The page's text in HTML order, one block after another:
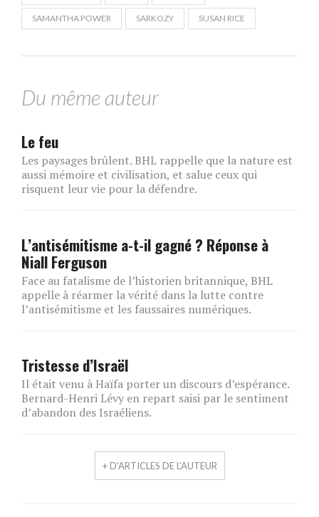
SAMANTHA POWER SARKOZY SUSAN RICE
Du même auteur
Le feu
Les paysages brûlent. BHL rappelle que la nature est
aussi mémoire et civilisation, et salue ceux qui
risquent leur vie pour la défendre.
L’antisémitisme a-t-il gagné ? Réponse à
Niall Ferguson
Face au fatalisme de l’historien britannique, BHL
appelle à réarmer la vérité dans la lutte contre
l’antisémitisme et les faussaires numériques.
Tristesse d’Israël
Il était venu à Haïfa porter un discours d’espérance.
Bernard-Henri Lévy en repart saisi par le sentiment
d’abandon des Israéliens.
+ D'ARTICLES DE L'AUTEUR